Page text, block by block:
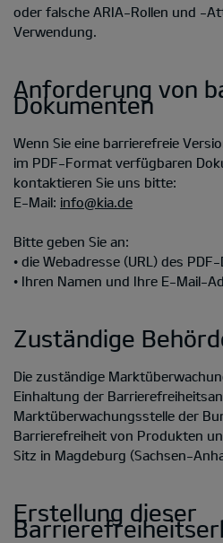
oder falsche ARIA-Rollen und -
Verwendung.
Anforderung von
Dokumenten
Wenn Sie eine barrierefreie
im PDF-Format verfügbaren
kontaktieren Sie uns bitte:
E-Mail: info@kia.de
Bitte geben Sie an:
• die Webadresse (URL) des
• Ihren Namen und Ihre E-Mail-
Zuständige
Die zuständige
Einhaltung der
Marktüberwachungsstelle der
Barrierefreiheit von Produkten
Sitz in Magdeburg (Sachsen-
Erstellung dieser